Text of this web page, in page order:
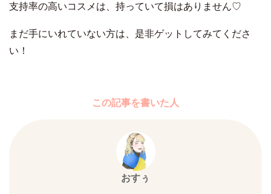
支持率の高いコスメは、持っていて損はありません♡
まだ手にいれていない方は、是非ゲットしてみてくださ
い！
この記事を書いた人
おすぅ